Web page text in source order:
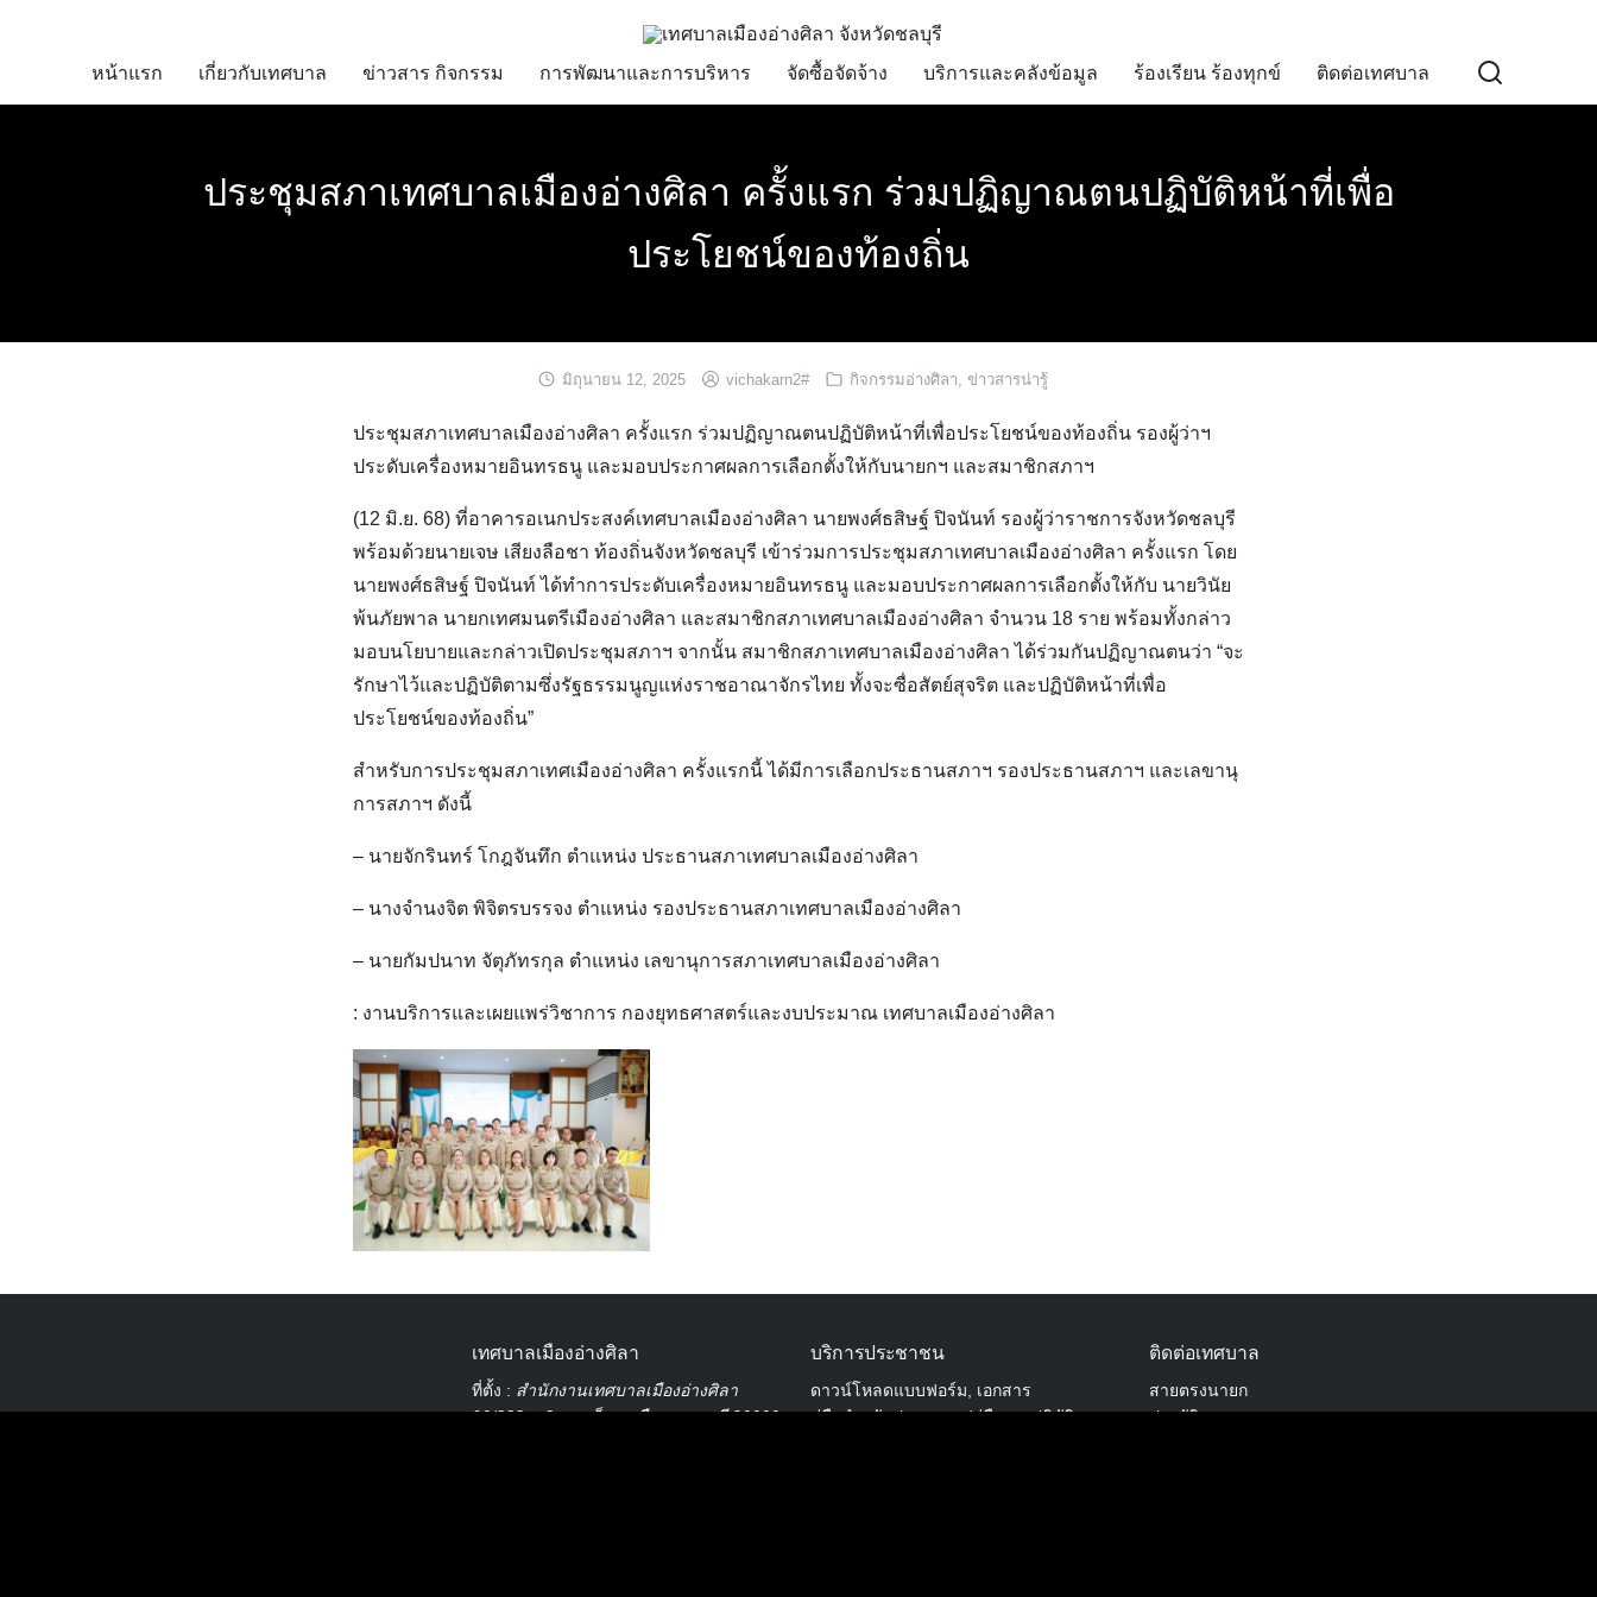
หน้าแรก เกี่ยวกับเทศบาล ข่าวสาร กิจกรรม การพัฒนาและการบริหาร จัดซื้อจัดจ้าง บริการและคลังข้อมูล ร้องเรียน ร้องทุกข์ ติดต่อเทศบาล
ประชุมสภาเทศบาลเมืองอ่างศิลา ครั้งแรก ร่วมปฏิญาณตนปฏิบัติหน้าที่เพื่อ
ประโยชน์ของท้องถิ่น
มิถุนายน 12, 2025 vichakarn2# กิจกรรมอ่างศิลา, ข่าวสารน่ารู้
ประชุมสภาเทศบาลเมืองอ่างศิลา ครั้งแรก ร่วมปฏิญาณตนปฏิบัติหน้าที่เพื่อประโยชน์ของท้องถิ่น รองผู้ว่าฯ
ประดับเครื่องหมายอินทรธนู และมอบประกาศผลการเลือกตั้งให้กับนายกฯ และสมาชิกสภาฯ
(12 มิ.ย. 68) ที่อาคารอเนกประสงค์เทศบาลเมืองอ่างศิลา นายพงศ์ธสิษฐ์ ปิจนันท์ รองผู้ว่าราชการจังหวัดชลบุรี
พร้อมด้วยนายเจษ เสียงลือชา ท้องถิ่นจังหวัดชลบุรี เข้าร่วมการประชุมสภาเทศบาลเมืองอ่างศิลา ครั้งแรก โดย
นายพงศ์ธสิษฐ์ ปิจนันท์ ได้ทำการประดับเครื่องหมายอินทรธนู และมอบประกาศผลการเลือกตั้งให้กับ นายวินัย
พ้นภัยพาล นายกเทศมนตรีเมืองอ่างศิลา และสมาชิกสภาเทศบาลเมืองอ่างศิลา จำนวน 18 ราย พร้อมทั้งกล่าว
มอบนโยบายและกล่าวเปิดประชุมสภาฯ จากนั้น สมาชิกสภาเทศบาลเมืองอ่างศิลา ได้ร่วมกันปฏิญาณตนว่า “จะ
รักษาไว้และปฏิบัติตามซึ่งรัฐธรรมนูญแห่งราชอาณาจักรไทย ทั้งจะซื่อสัตย์สุจริต และปฏิบัติหน้าที่เพื่อ
ประโยชน์ของท้องถิ่น”
สำหรับการประชุมสภาเทศเมืองอ่างศิลา ครั้งแรกนี้ ได้มีการเลือกประธานสภาฯ รองประธานสภาฯ และเลขานุ
การสภาฯ ดังนี้
– นายจักรินทร์ โกฎจันทึก ตำแหน่ง ประธานสภาเทศบาลเมืองอ่างศิลา
– นางจำนงจิต พิจิตรบรรจง ตำแหน่ง รองประธานสภาเทศบาลเมืองอ่างศิลา
– นายกัมปนาท จัตุภัทรกุล ตำแหน่ง เลขานุการสภาเทศบาลเมืองอ่างศิลา
: งานบริการและเผยแพร่วิชาการ กองยุทธศาสตร์และงบประมาณ เทศบาลเมืองอ่างศิลา
เทศบาลเมืองอ่างศิลา
ที่ตั้ง : สำนักงานเทศบาลเมืองอ่างศิลา
90/338 ม.3 ต.เสม็ด อ.เมือง จ.ชลบุรี 20000
บริการประชาชน
ดาวน์โหลดแบบฟอร์ม, เอกสาร
คู่มือสำหรับประชาชน/คู่มือการปฏิบัติงาน
ติดต่อเทศบาล
สายตรงนายก
ประวัติเทศบาล